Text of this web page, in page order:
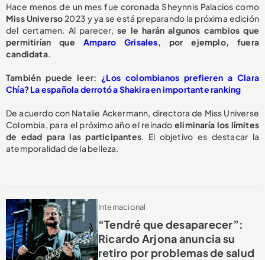
Hace menos de un mes fue coronada Sheynnis Palacios como
Miss Universo 2023 y ya se está preparando la próxima edición
del certamen. Al parecer,se le harán algunos cambios que
permitirían que Amparo Grisales, por ejemplo, fuera
candidata.
También puede leer: ¿Los colombianos prefieren a Clara
Chía? La española derrotó a Shakira en importante ranking
De acuerdo con Natalie Ackermann, directora de Miss Universe
Colombia, para el próximo año el reinadoeliminaría los límites
de edad para las participantes. El objetivo es destacar la
atemporalidad de la belleza.
Internacional
“Tendré que desaparecer”:
Ricardo Arjona anuncia su
retiro por problemas de salud